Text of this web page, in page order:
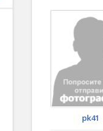
pk41